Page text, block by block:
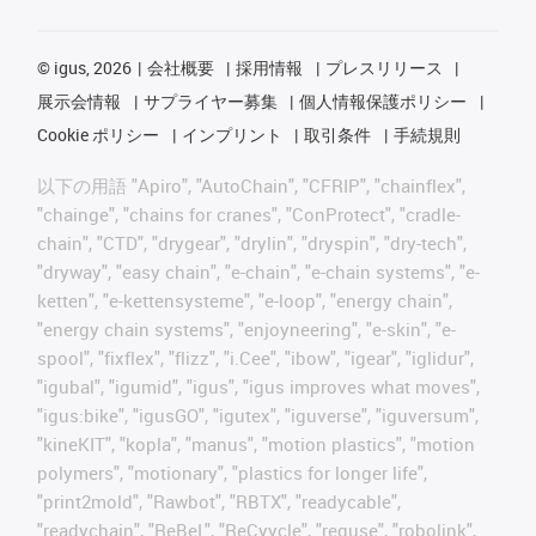
© igus, 2026 会社概要 採用情報
プレスリリース
展示会情報
サプライヤー募集
個人情報保護ポリシー
Cookie ポリシー
インプリント 取引条件 手続規則
以下の用語 "Apiro", "AutoChain", "CFRIP", "chainflex",
"chainge", "chains for cranes", "ConProtect", "cradle-
chain", "CTD", "drygear", "drylin", "dryspin", "dry-tech",
"dryway", "easy chain", "e-chain", "e-chain systems", "e-
ketten", "e-kettensysteme", "e-loop", "energy chain",
"energy chain systems", "enjoyneering", "e-skin", "e-
spool", "fixflex", "flizz", "i.Cee", "ibow", "igear", "iglidur",
"igubal", "igumid", "igus", "igus improves what moves",
"igus:bike", "igusGO", "igutex", "iguverse", "iguversum",
"kineKIT", "kopla", "manus", "motion plastics", "motion
polymers", "motionary", "plastics for longer life",
"print2mold", "Rawbot", "RBTX", "readycable",
"readychain", "ReBeL", "ReCyycle", "reguse", "robolink",